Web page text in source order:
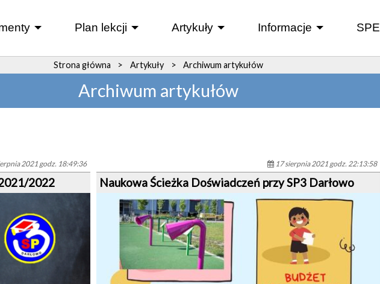
Plan lekcji
Artykuły
Informacje
SPE
Strona główna > Artykuły > Archiwum artykułów
Archiwum artykułów
2021 godz. 18:49:36
2022
17 sierpnia 2021 godz. 22:13:58
Naukowa Ścieżka Doświadczeń przy SP3 Darłowo